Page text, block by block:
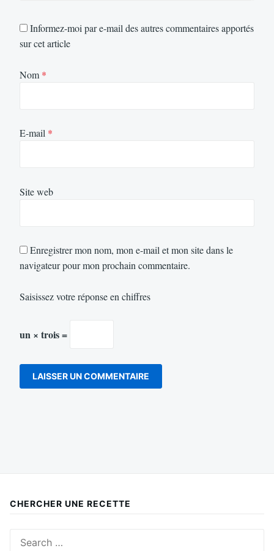
Informez-moi par e-mail des autres commentaires apportés
sur cet article
Nom *
E-mail *
Site web
Enregistrer mon nom, mon e-mail et mon site dans le
navigateur pour mon prochain commentaire.
Saisissez votre réponse en chiffres
un × trois =
CHERCHER UNE RECETTE
for: